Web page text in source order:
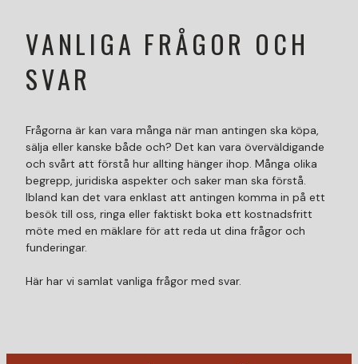
VANLIGA FRÅGOR OCH
SVAR
Frågorna är kan vara många när man antingen ska köpa,
sälja eller kanske både och? Det kan vara överväldigande
och svårt att förstå hur allting hänger ihop. Många olika
begrepp, juridiska aspekter och saker man ska förstå.
Ibland kan det vara enklast att antingen komma in på ett
besök till oss, ringa eller faktiskt boka ett kostnadsfritt
möte med en mäklare för att reda ut dina frågor och
funderingar.
Här har vi samlat vanliga frågor med svar.